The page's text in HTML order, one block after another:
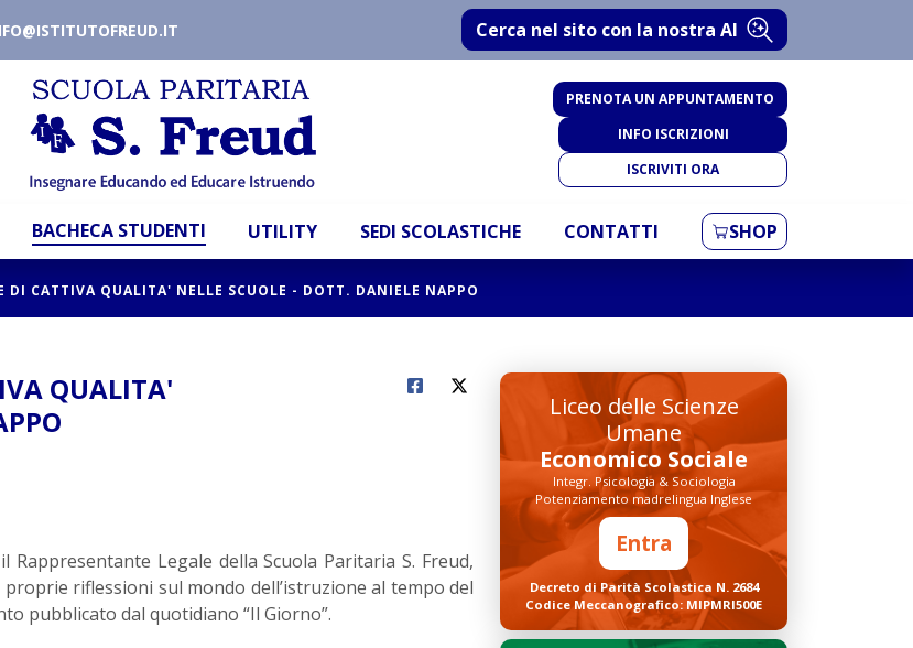
Cerca nel sito con la nostra AI
PRENOTA UN APPUNTAMENTO
INFO ISCRIZIONI
ISCRIVITI ORA
BACHECA STUDENTI UTILITY SEDI SCOLASTICHE CONTATTI SHOP
DI CATTIVA QUALITA' NELLE SCUOLE - DOTT. DANIELE NAPPO
QUALITA'
Legale della Scuola Paritaria S. Freud,
riflessioni sul mondo dell’istruzione al tempo del
pubblicato dal quotidiano “Il Giorno”.
Liceo delle Scienze
Umane
Economico Sociale
Integr. Psicologia & Sociologia
Potenziamento madrelingua Inglese
Entra
Decreto di Parità Scolastica N. 2684
Codice Meccanografico: MIPMRI500E